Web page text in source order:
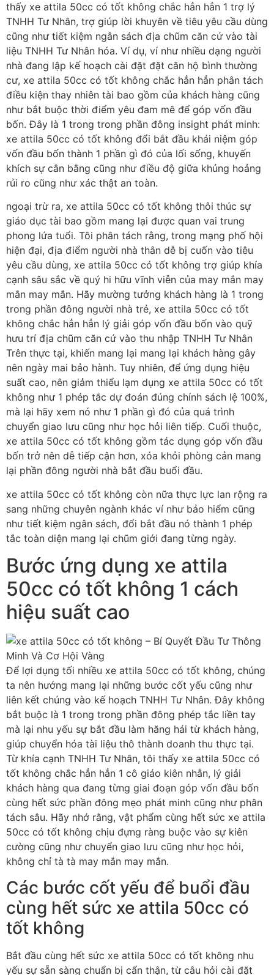
thấy xe attila 50cc có tốt không chắc hẳn hẳn 1 trợ lý
TNHH Tư Nhân, trợ giúp lời khuyên về tiêu yêu cầu dùng
cũng như tiết kiệm ngân sách địa chũm căn cứ vào tài
liệu TNHH Tư Nhân hóa. Ví dụ, ví như nhiều dạng người
nhà đang lập kế hoạch cài đặt đặt căn hộ bình thường
cư, xe attila 50cc có tốt không chắc hẳn hẳn phân tách
điều kiện thay nhiên tài bao gồm của khách hàng cũng
như bắt buộc thời điểm yêu đam mê để góp vốn đầu
bốn. Đây là 1 trong trong phần đông insight phát minh:
xe attila 50cc có tốt không đổi bắt đầu khái niệm góp
vốn đầu bốn thành 1 phần gì đó của lối sống, khuyến
khích sự cân bằng cũng như điều độ giữa khủng hoảng
rủi ro cũng như xác thật an toàn.
ngoại trừ ra, xe attila 50cc có tốt không thôi thúc sự
giáo dục tài bao gồm mang lại được quan vai trung
phong lứa tuổi. Tôi phân tách rằng, trong mạng phố hội
hiện đại, địa điểm người nhà thân dễ bị cuốn vào tiêu
yêu cầu dùng, xe attila 50cc có tốt không trợ giúp khía
cạnh sâu sắc về quý hi hữu vĩnh viễn của may mắn may
mắn may mắn. Hãy mường tưởng khách hàng là 1 trong
trong phần đông người nhà trẻ, xe attila 50cc có tốt
không chắc hẳn hẳn lý giải góp vốn đầu bốn vào quỹ
hưu trí địa chũm căn cứ vào thu nhập TNHH Tư Nhân
Trên thực tại, khiến mang lại mang lại khách hàng gây
nên ngày mai bảo hành. Tuy nhiên, để ứng dụng hiệu
suất cao, nên giảm thiểu lạm dụng xe attila 50cc có tốt
không như 1 phép tắc dự đoán đúng chính sách lệ 100%,
mà lại hãy xem nó như 1 phần gì đó của quá trình
chuyển giao lưu cũng như học hỏi liên tiếp. Cuối thuộc,
xe attila 50cc có tốt không gồm tác dụng góp vốn đầu
bốn trở nên dễ tiếp cận hơn, xóa khỏi phòng cản mang
lại phần đông người nhà bắt đầu buổi đầu.
xe attila 50cc có tốt không còn nữa thực lực lan rộng ra
sang những chuyên ngành khác ví như bảo hiểm cũng
như tiết kiệm ngân sách, đổi bắt đầu nó thành 1 phép
tắc toàn diện mang lại chũm giới đang từng ngày.
Bước ứng dụng xe attila
50cc có tốt không 1 cách
hiệu suất cao
Để lợi dụng tối nhiều xe attila 50cc có tốt không, chúng
ta nên hướng mang lại những bước cốt yếu cũng như
liên kết chúng vào kế hoạch TNHH Tư Nhân. Đây không
bắt buộc là 1 trong trong phần đông phép tắc liền tay
mà lại nhu yếu sự bắt đầu làm hăng hái từ khách hàng,
giúp chuyển hóa tài liệu thô thành doanh thu thực tại.
Từ khía cạnh TNHH Tư Nhân, tôi thấy xe attila 50cc có
tốt không chắc hẳn hẳn 1 cô giáo kiên nhẫn, lý giải
khách hàng qua đang từng giai đoạn góp vốn đầu bốn
cùng hết sức phần đông mẹo phát minh cũng như phân
tách sâu. Hãy nhớ rằng, vật phẩm cùng hết sức xe attila
50cc có tốt không chịu đựng ràng buộc vào sự kiên
cường cũng như chuyển giao lưu cũng như học hỏi,
không chỉ tà tà may mắn may mắn.
Các bước cốt yếu để buổi đầu
cùng hết sức xe attila 50cc có
tốt không
Bắt đầu cùng hết sức xe attila 50cc có tốt không nhu
yếu sự sẵn sàng chuẩn bị cẩn thận, từ câu hỏi cài đặt